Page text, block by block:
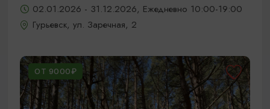
02.01.2026 - 31.12.2026, Ежедневно 10:00-19:00
Гурьевск, ул. Заречная, 2
ОТ 9000₽